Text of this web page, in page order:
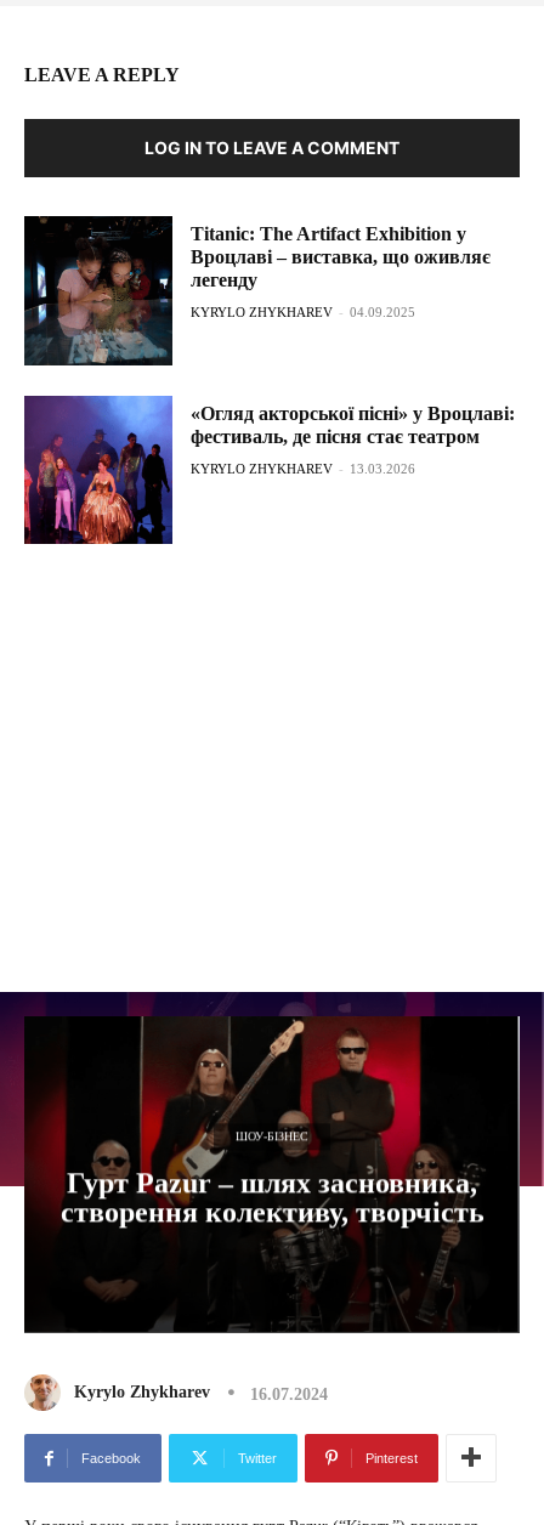
LEAVE A REPLY
LOG IN TO LEAVE A COMMENT
Titanic: The Artifact Exhibition у
Вроцлаві – виставка, що оживляє
легенду
KYRYLO ZHYKHAREV - 04.09.2025
«Огляд акторської пісні» у Вроцлаві:
фестиваль, де пісня стає театром
KYRYLO ZHYKHAREV - 13.03.2026